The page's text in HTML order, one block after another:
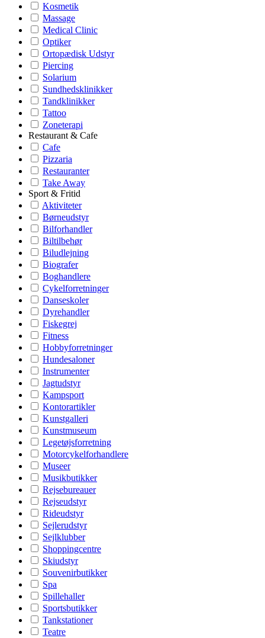
Kosmetik
Massage
Medical Clinic
Optiker
Ortopædisk Udstyr
Piercing
Solarium
Sundhedsklinikker
Tandklinikker
Tattoo
Zoneterapi
Restaurant & Cafe
Cafe
Pizzaria
Restauranter
Take Away
Sport & Fritid
Aktiviteter
Børneudstyr
Bilforhandler
Biltilbehør
Biludlejning
Biografer
Boghandlere
Cykelforretninger
Danseskoler
Dyrehandler
Fiskegrej
Fitness
Hobbyforretninger
Hundesaloner
Instrumenter
Jagtudstyr
Kampsport
Kontorartikler
Kunstgalleri
Kunstmuseum
Legetøjsforretning
Motorcykelforhandlere
Museer
Musikbutikker
Rejsebureauer
Rejseudstyr
Rideudstyr
Sejlerudstyr
Sejlklubber
Shoppingcentre
Skiudstyr
Souvenirbutikker
Spa
Spillehaller
Sportsbutikker
Tankstationer
Teatre